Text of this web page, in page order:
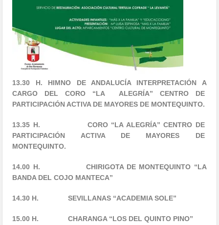
13.30 H. HIMNO DE ANDALUCÍA INTERPRETACIÓN A
CARGO DEL CORO “LA ALEGRÍA”
CENTRO DE
PARTICIPACIÓN ACTIVA DE MAYORES DE MONTEQUINTO.
13.35 H. CORO “LA ALEGRÍA” CENTRO DE
PARTICIPACIÓN ACTIVA DE MAYORES DE
MONTEQUINTO.
14.00 H. CHIRIGOTA DE MONTEQUINTO “LA
BANDA DEL COJO MANTECA”
14.30 H. SEVILLANAS “ACADEMIA SOLE”
15.00 H. CHARANGA “LOS DEL QUINTO PINO”